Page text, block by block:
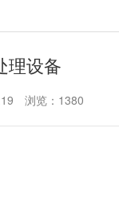
理设备
浏览：1380